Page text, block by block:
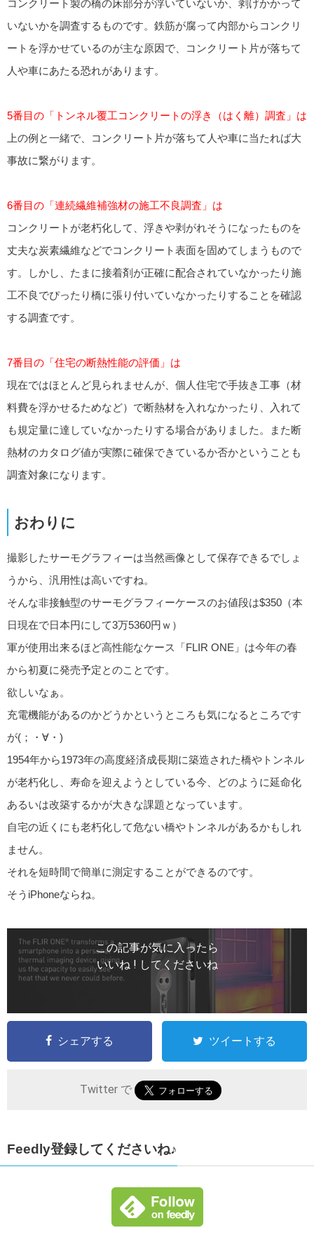
コンクリート製の橋の床部分が浮いていないか、剥げかかって
いないかを調査するものです。鉄筋が腐って内部からコンクリ
ートを浮かせているのが主な原因で、コンクリート片が落ちて
人や車にあたる恐れがあります。
5番目の「トンネル覆工コンクリートの浮き（はく離）調査」は
上の例と一緒で、コンクリート片が落ちて人や車に当たれば大
事故に繋がります。
6番目の「連続繊維補強材の施工不良調査」は
コンクリートが老朽化して、浮きや剥がれそうになったものを
丈夫な炭素繊維などでコンクリート表面を固めてしまうもので
す。しかし、たまに接着剤が正確に配合されていなかったり施
工不良でぴったり橋に張り付いていなかったりすることを確認
する調査です。
7番目の「住宅の断熱性能の評価」は
現在ではほとんど見られませんが、個人住宅で手抜き工事（材
料費を浮かせるためなど）で断熱材を入れなかったり、入れて
も規定量に達していなかったりする場合がありました。また断
熱材のカタログ値が実際に確保できているか否かということも
調査対象になります。
おわりに
撮影したサーモグラフィーは当然画像として保存できるでしょ
うから、汎用性は高いですね。
そんな非接触型のサーモグラフィーケースのお値段は$350（本
日現在で日本円にして3万5360円ｗ）
軍が使用出来るほど高性能なケース「FLIR ONE」は今年の春
から初夏に発売予定とのことです。
欲しいなぁ。
充電機能があるのかどうかというところも気になるところです
が(；・∀・)
1954年から1973年の高度経済成長期に築造された橋やトンネル
が老朽化し、寿命を迎えようとしている今、どのように延命化
あるいは改築するかが大きな課題となっています。
自宅の近くにも老朽化して危ない橋やトンネルがあるかもしれ
ません。
それを短時間で簡単に測定することができるのです。
そうiPhoneならね。
この記事が気に入ったら
いいね ! してくださいね
シェアする ツイートする
Twitter で
Feedly登録してくださいね♪